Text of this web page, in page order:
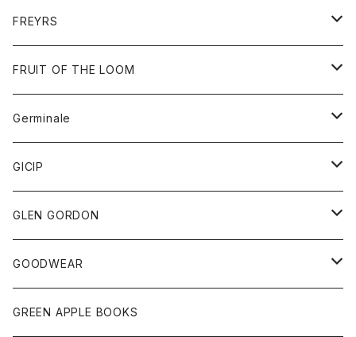
Tシャツ
ボトム
靴
アクセサリー
バッグ
FREYRS
サングラス
FRUIT OF THE LOOM
アウター
パーカー
グッズ
ネクタイ
チーフ
トップス
シャツ
タンクトップ
ボトム
ショートパンツ
レディース
Germinale
靴
サンダル
GICIP
トップス
Tシャツ
GLEN GORDON
グッズ
手袋
GOODWEAR
トップス
GREEN APPLE BOOKS